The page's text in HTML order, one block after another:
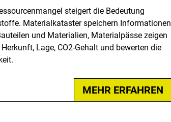
steigert die Bedeutung
Materialkataster speichern Informationen
und Materialien, Materialpässe zeigen
Lage, CO2-Gehalt und bewerten die
MEHR ERFAHREN